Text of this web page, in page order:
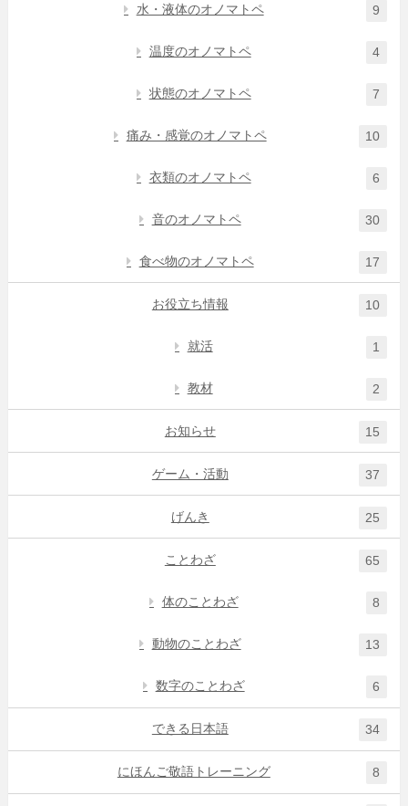
水・液体のオノマトペ 9
温度のオノマトペ 4
状態のオノマトペ 7
痛み・感覚のオノマトペ 10
衣類のオノマトペ 6
音のオノマトペ 30
食べ物のオノマトペ 17
お役立ち情報 10
就活 1
教材 2
お知らせ 15
ゲーム・活動 37
げんき 25
ことわざ 65
体のことわざ 8
動物のことわざ 13
数字のことわざ 6
できる日本語 34
にほんご敬語トレーニング 8